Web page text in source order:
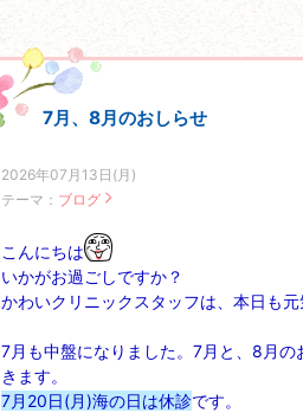
7月、8月のおしらせ
2026年07月13日(月)
テーマ： ブログ
こんにちは
いかがお過ごしですか？
かわいクリニックスタッフは、本日も元
7月も中盤になりました。7月と、8月の
きます。
7月20日(月)海の日は休診です。